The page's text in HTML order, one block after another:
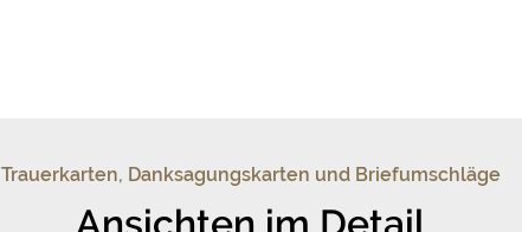
Trauerkarten, Danksagungskarten und Briefumschläge